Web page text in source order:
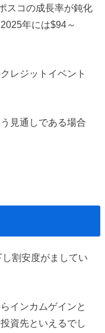
スコの成長率が鈍化
年には$94～
レジットイベント
見通しである場合
割安度がましてい
インカムゲインと
資先といえるでし